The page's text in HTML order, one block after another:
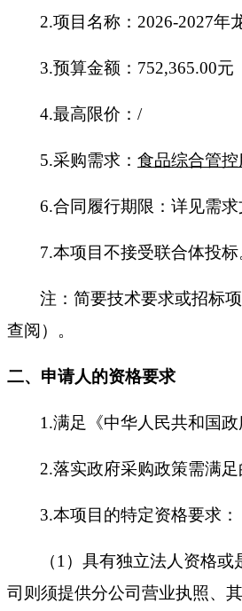
2.项目名称：2026-2027年
3.预算金额：752,365.00元
4.最高限价：/
5.采购需求： 食品综合管
6.合同履行期限：详见需求
7.本项目不接受联合体投标
注：简要技术要求或招标
查阅）。
二、申请人的资格要求
1.满足《中华人民共和国
2.落实政府采购政策需满
3.本项目的特定资格要求：
（1）具有独立法人资格
司则须提供分公司营业执照、